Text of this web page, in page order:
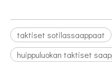
taktiset sotilassaappaat
huippuluokan taktiset